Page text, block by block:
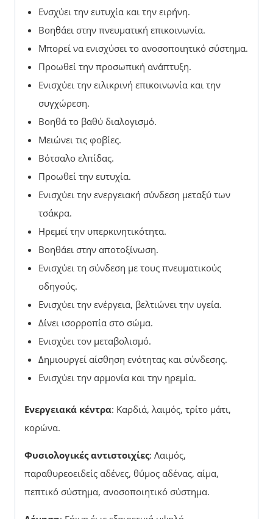
Ενσχύει την ευτυχία και την ειρήνη.
Βοηθάει στην πνευματική επικοινωνία.
Μπορεί να ενισχύσει το ανοσοποιητικό σύστημα.
Προωθεί την προσωπική ανάπτυξη.
Ενισχύει την ειλικρινή επικοινωνία και την
συγχώρεση.
Βοηθά το βαθύ διαλογισμό.
Μειώνει τις φοβίες.
Βότσαλο ελπίδας.
Προωθεί την ευτυχία.
Ενισχύει την ενεργειακή σύνδεση μεταξύ των
τσάκρα.
Ηρεμεί την υπερκινητικότητα.
Βοηθάει στην αποτοξίνωση.
Ενισχύει τη σύνδεση με τους πνευματικούς
οδηγούς.
Ενισχύει την ενέργεια, βελτιώνει την υγεία.
Δίνει ισορροπία στο σώμα.
Ενισχύει τον μεταβολισμό.
Δημιουργεί αίσθηση ενότητας και σύνδεσης.
Ενισχύει την αρμονία και την ηρεμία.
Ενεργειακά κέντρα: Καρδιά, λαιμός, τρίτο μάτι,
κορώνα.
Φυσιολογικές αντιστοιχίες: Λαιμός,
παραθυρεοειδείς αδένες, θύμος αδένας, αίμα,
πεπτικό σύστημα, ανοσοποιητικό σύστημα.